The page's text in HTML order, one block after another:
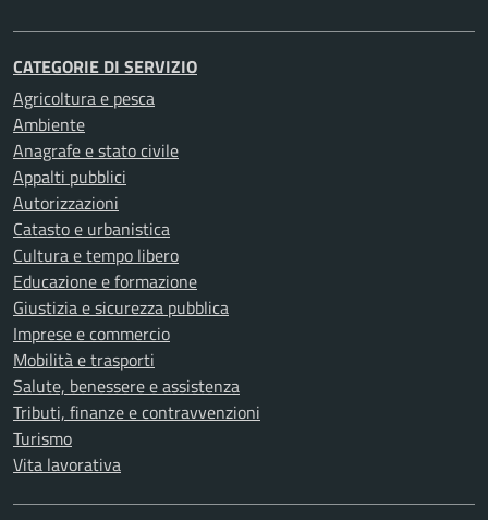
CATEGORIE DI SERVIZIO
Agricoltura e pesca
Ambiente
Anagrafe e stato civile
Appalti pubblici
Autorizzazioni
Catasto e urbanistica
Cultura e tempo libero
Educazione e formazione
Giustizia e sicurezza pubblica
Imprese e commercio
Mobilità e trasporti
Salute, benessere e assistenza
Tributi, finanze e contravvenzioni
Turismo
Vita lavorativa